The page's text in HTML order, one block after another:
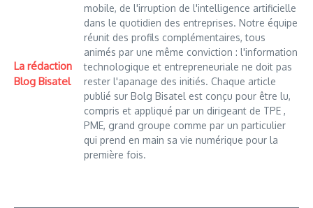
La rédaction
Blog Bisatel
mobile, de l'irruption de l'intelligence artificielle
dans le quotidien des entreprises. Notre équipe
réunit des profils complémentaires, tous
animés par une même conviction : l'information
technologique et entrepreneuriale ne doit pas
rester l'apanage des initiés. Chaque article
publié sur Bolg Bisatel est conçu pour être lu,
compris et appliqué par un dirigeant de TPE ,
PME, grand groupe comme par un particulier
qui prend en main sa vie numérique pour la
première fois.